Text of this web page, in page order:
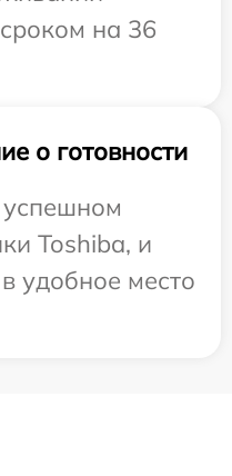
на 36
о готовности
Toshiba, и
удобное место